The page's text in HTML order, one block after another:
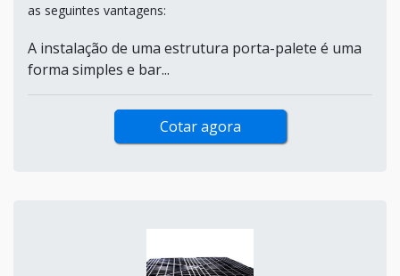
as seguintes vantagens:
A instalação de uma estrutura porta-palete é uma
forma simples e bar...
Cotar agora